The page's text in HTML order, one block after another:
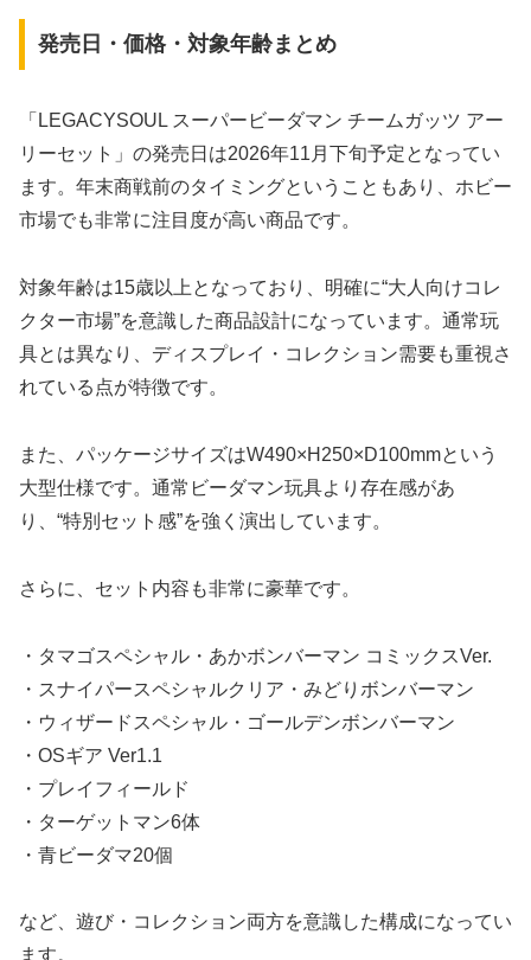
発売日・価格・対象年齢まとめ
「LEGACYSOUL スーパービーダマン チームガッツ アー
リーセット」の発売日は2026年11月下旬予定となってい
ます。年末商戦前のタイミングということもあり、ホビー
市場でも非常に注目度が高い商品です。
対象年齢は15歳以上となっており、明確に“大人向けコレ
クター市場”を意識した商品設計になっています。通常玩
具とは異なり、ディスプレイ・コレクション需要も重視さ
れている点が特徴です。
また、パッケージサイズはW490×H250×D100mmという
大型仕様です。通常ビーダマン玩具より存在感があ
り、“特別セット感”を強く演出しています。
さらに、セット内容も非常に豪華です。
・タマゴスペシャル・あかボンバーマン コミックスVer.
・スナイパースペシャルクリア・みどりボンバーマン
・ウィザードスペシャル・ゴールデンボンバーマン
・OSギア Ver1.1
・プレイフィールド
・ターゲットマン6体
・青ビーダマ20個
など、遊び・コレクション両方を意識した構成になってい
ます。